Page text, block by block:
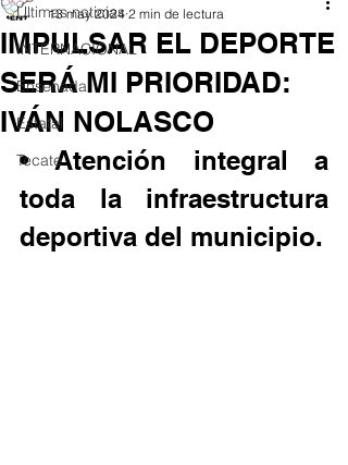
Últimas noticias
INTERNACIONAL
Ensenada
Estatal
Tecate
IMPULSAR EL DEPORTE
SERÁ MI PRIORIDAD:
IVÁN NOLASCO
13 may 2024 2 min de lectura
• Atención integral a
toda la infraestructura
deportiva del municipio.